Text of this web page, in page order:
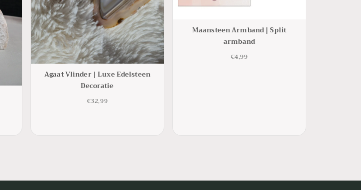
Agaat Vlinder | Luxe Edelsteen
Decoratie
€32,99
Maansteen Armband | Split
armband
€4,99